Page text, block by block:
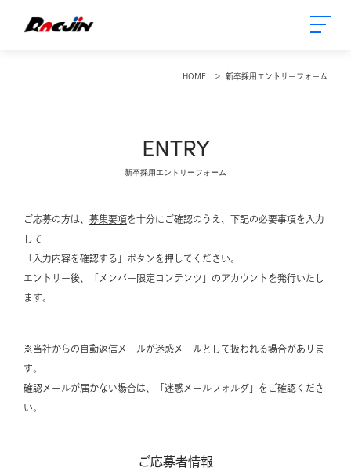
HOME 新卒採用エントリーフォーム
ENTRY
新卒採用エントリーフォーム
ご応募の方は、 募集要項を十分にご確認のうえ、下記の必要事項を入力
して
「入力内容を確認する」ボタンを押してください。
エントリー後、「メンバー限定コンテンツ」のアカウントを発行いたし
ます。
※当社からの自動返信メールが迷惑メールとして扱われる場合がありま
す。
確認メールが届かない場合は、「迷惑メールフォルダ」をご確認くださ
い。
ご応募者情報